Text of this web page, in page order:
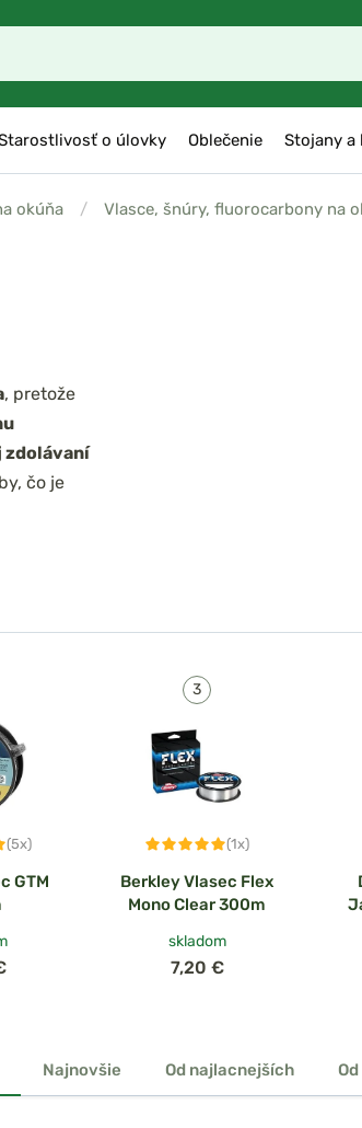
o úlovky Oblečenie Stojany a
okúňa / Vlasce, šnúry, fluorocarbony na
, pretože
zdolávaní
čo je
(5x)
GTM
(1x)
Berkley Vlasec Flex
Mono Clear 300m
skladom
7,20 €
Najnovšie Od najlacnejších